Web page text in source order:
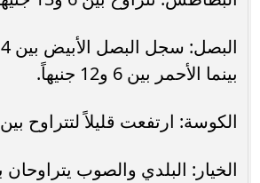
بينما الأحمر بين 6 و12 جنيهاً.
الكوسة: ارتفعت قليلاً لتتراوح بين 10 و15 جنيهاً.